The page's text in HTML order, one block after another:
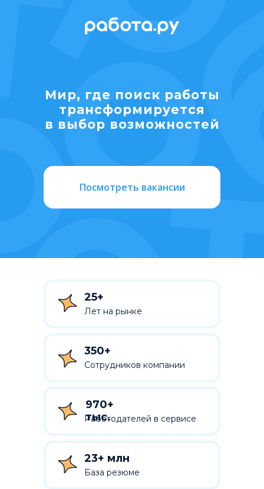
Мир, где поиск работы
транcформируется
в выбор возможностей
Посмотреть вакансии
База резюме
23+ млн
Сотрудников компании
350+
Лет на рынке
25+
Работодателей в сервисе
970+
тыс.